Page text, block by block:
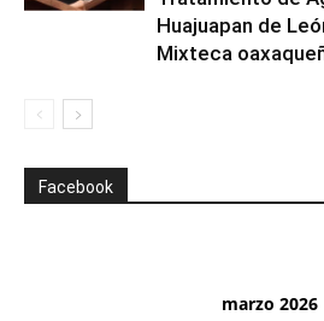
Huajuapan de
Mixteca
Facebook
marzo 2026